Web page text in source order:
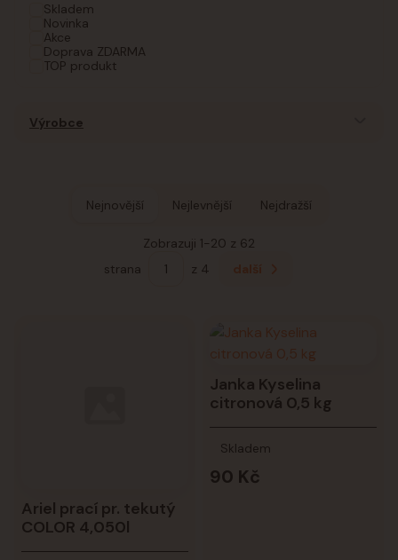
Skladem
Novinka
Akce
Doprava ZDARMA
TOP produkt
Výrobce
Nejnovější Nejlevnější Nejdražší
Zobrazuji 1-20 z 62
strana
z 4 další
Ariel prací pr. tekutý
COLOR 4,050l
Janka Kyselina
citronová 0,5 kg
90 Kč
Skladem